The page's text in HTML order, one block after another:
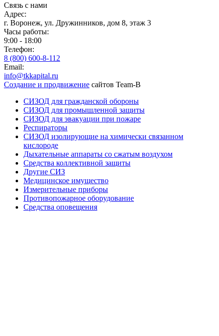
Связь с нами
Адрес:
г. Воронеж, ул. Дружинников, дом 8, этаж 3
Часы работы:
9:00 - 18:00
Телефон:
8 (800) 600-8-112
Email:
info@tkkapital.ru
Создание и продвижение сайтов Team-B
СИЗОД для гражданской обороны
СИЗОД для промышленной защиты
СИЗОД для эвакуации при пожаре
Респираторы
СИЗОД изолирующие на химически связанном
кислороде
Дыхательные аппараты со сжатым воздухом
Средства коллективной защиты
Другие СИЗ
Медицинское имущество
Измерительные приборы
Противопожарное оборудование
Средства оповещения